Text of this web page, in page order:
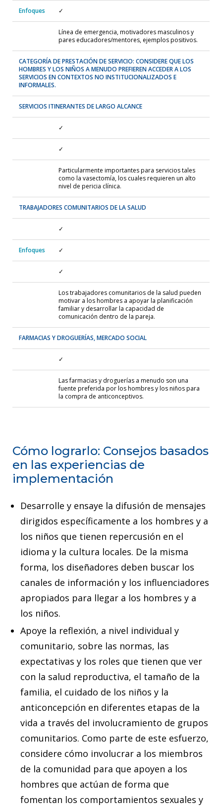
Enfoques ✓
Línea de emergencia, motivadores masculinos y
pares educadores/mentores, ejemplos positivos.
CATEGORÍA DE PRESTACIÓN DE SERVICIO: CONSIDERE QUE LOS
HOMBRES Y LOS NIÑOS A MENUDO PREFIEREN ACCEDER A LOS
SERVICIOS EN CONTEXTOS NO INSTITUCIONALIZADOS E
INFORMALES.
SERVICIOS ITINERANTES DE LARGO ALCANCE
✓
✓
Particularmente importantes para servicios tales
como la vasectomía, los cuales requieren un alto
nivel de pericia clínica.
TRABAJADORES COMUNITARIOS DE LA SALUD
✓
Enfoques ✓
✓
Los trabajadores comunitarios de la salud pueden
motivar a los hombres a apoyar la planificación
familiar y desarrollar la capacidad de
comunicación dentro de la pareja.
FARMACIAS Y DROGUERÍAS, MERCADO SOCIAL
✓
Las farmacias y droguerías a menudo son una
fuente preferida por los hombres y los niños para
la compra de anticonceptivos.
Cómo lograrlo: Consejos basados
en las experiencias de
implementación
Desarrolle y ensaye la difusión de mensajes
dirigidos específicamente a los hombres y a
los niños que tienen repercusión en el
idioma y la cultura locales. De la misma
forma, los diseñadores deben buscar los
canales de información y los influenciadores
apropiados para llegar a los hombres y a
los niños.
Apoye la reflexión, a nivel individual y
comunitario, sobre las normas, las
expectativas y los roles que tienen que ver
con la salud reproductiva, el tamaño de la
familia, el cuidado de los niños y la
anticoncepción en diferentes etapas de la
vida a través del involucramiento de grupos
comunitarios. Como parte de este esfuerzo,
considere cómo involucrar a los miembros
de la comunidad para que apoyen a los
hombres que actúan de forma que
fomentan los comportamientos sexuales y